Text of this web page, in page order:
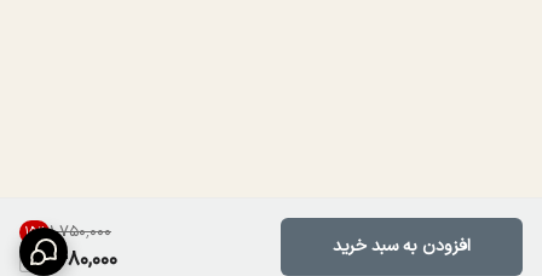
۱٬۷۵۰٬۰۰۰ 15%
1,480,000 افزودن به سبد خرید